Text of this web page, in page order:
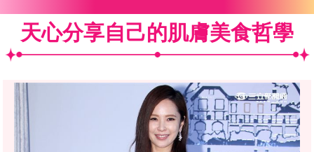
天心分享自己的肌膚美食哲學